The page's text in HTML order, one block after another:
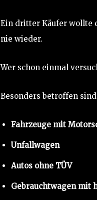
Ein dritter Käufer wollte
nie wieder.
Wer schon einmal
Besonders betroffen
Fahrzeuge mit
Unfallwagen
Autos ohne TÜV
Gebrauchtwagen mit